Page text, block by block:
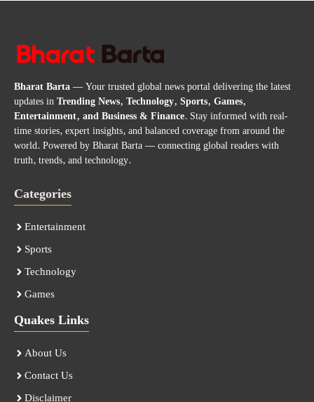
Bharat Barta— Your trusted global news portal delivering the latest
updates inTrending News, Technology, Sports, Games,
Entertainment, and Business & Finance. Stay informed with real-
time stories, expert insights, and balanced coverage from around the
world. Powered by Bharat Barta — connecting global readers with
truth, trends, and technology.
Categories
Entertainment
Sports
Technology
Games
Quakes Links
About Us
Contact Us
Disclaimer